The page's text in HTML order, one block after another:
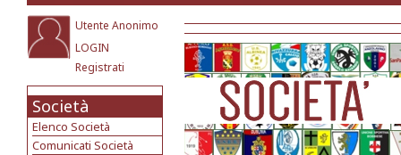
Utente Anonimo
LOGIN
Registrati
Società
Elenco Società
Comunicati Società